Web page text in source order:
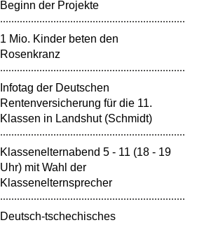
Beginn der Projekte
1 Mio. Kinder beten den
Rosenkranz
Infotag der Deutschen
Rentenversicherung für die 11.
Klassen in Landshut (Schmidt)
Klassenelternabend 5 - 11 (18 - 19
Uhr) mit Wahl der
Klassenelternsprecher
Deutsch-tschechisches